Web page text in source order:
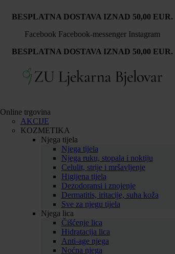
BESPLATNA DOSTAVA IZNAD 50,00 EUR.
Facebook Facebook-messenger Instagram
BESPLATNA DOSTAVA IZNAD 50,00 EUR.
Online trgovina
AKCIJE
KOZMETIKA
Njega tijela
Njega tijela
Njega ruku, stopala i noktiju
Celulit, strije i mršavljenje
Higijena tijela
Dezodoransi i znojenje
Dermatitis, iritacije, suha koža
Sve za njegu tijela
Njega lica
Čišćenje lica
Hidratacija lica
Anti-age njega
Noćna njega